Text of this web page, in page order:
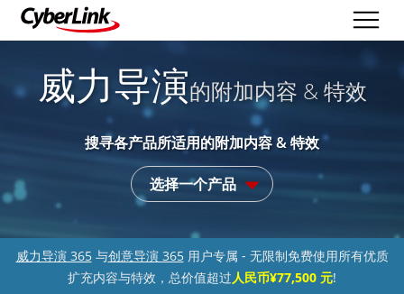
威力导演的附加内容 & 特效
搜寻各产品所适用的附加内容 & 特效
选择一个产品
威力导演 365与创意导演 365用户专属 - 无限制免费使用所有优质
扩充内容与特效，总价值超过人民币¥77,500 元!